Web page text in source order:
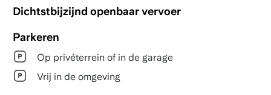
Dichtstbijzijnd openbaar vervoer
Parkeren
Op privéterrein of in de garage
Vrij in de omgeving